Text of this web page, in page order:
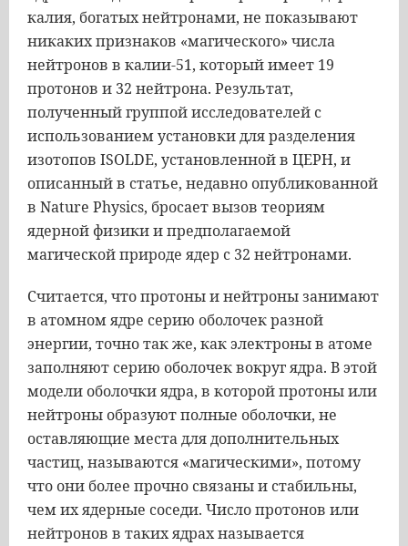
калия, богатых нейтронами, не показывают
никаких признаков «магического» числа
нейтронов в калии-51, который имеет 19
протонов и 32 нейтрона. Результат,
полученный группой исследователей с
использованием установки для разделения
изотопов ISOLDE, установленной в ЦЕРН, и
описанный в статье, недавно опубликованной
в Nature Physics, бросает вызов теориям
ядерной физики и предполагаемой
магической природе ядер с 32 нейтронами.
Считается, что протоны и нейтроны занимают
в атомном ядре серию оболочек разной
энергии, точно так же, как электроны в атоме
заполняют серию оболочек вокруг ядра. В этой
модели оболочки ядра, в которой протоны или
нейтроны образуют полные оболочки, не
оставляющие места для дополнительных
частиц, называются «магическими», потому
что они более прочно связаны и стабильны,
чем их ядерные соседи. Число протонов или
нейтронов в таких ядрах называется